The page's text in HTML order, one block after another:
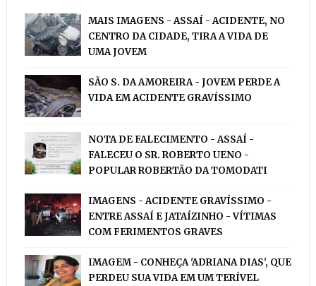
MAIS IMAGENS - ASSAÍ - ACIDENTE, NO
CENTRO DA CIDADE, TIRA A VIDA DE
UMA JOVEM
SÃO S. DA AMOREIRA - JOVEM PERDE A
VIDA EM ACIDENTE GRAVÍSSIMO
NOTA DE FALECIMENTO - ASSAÍ -
FALECEU O SR. ROBERTO UENO -
POPULAR ROBERTÃO DA TOMODATI
IMAGENS - ACIDENTE GRAVÍSSIMO -
ENTRE ASSAÍ E JATAÍZINHO - VÍTIMAS
COM FERIMENTOS GRAVES
IMAGEM - CONHEÇA 'ADRIANA DIAS', QUE
PERDEU SUA VIDA EM UM TERÍVEL